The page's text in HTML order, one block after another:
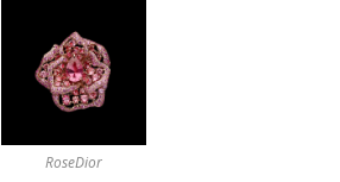
RoseDior